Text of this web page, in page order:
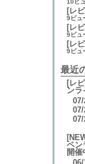
10ビ
[レ
9ビュ
[レ
9ビュ
[レ
9ビュ
最近
[レ
ンラ
07/
07/
07/
ペン
開催